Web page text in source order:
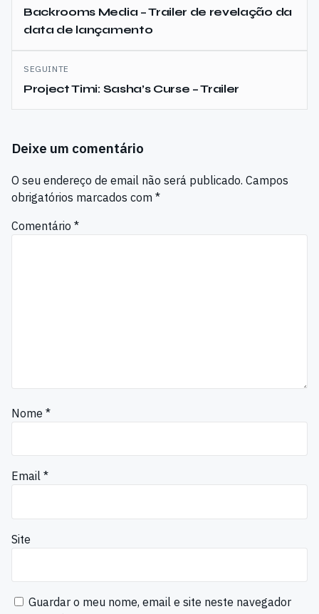
de
artigos
Backrooms Media – Trailer de revelação da
data de lançamento
SEGUINTE
Project Timi: Sasha’s Curse – Trailer
Deixe um comentário
O seu endereço de email não será publicado. Campos
obrigatórios marcados com *
Comentário *
Nome *
Email *
Site
Guardar o meu nome, email e site neste navegador